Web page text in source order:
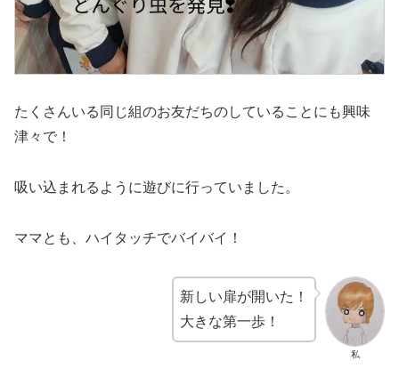
たくさんいる同じ組のお友だちのしていることにも興味
津々で！
吸い込まれるように遊びに行っていました。
ママとも、ハイタッチでバイバイ！
私
新しい扉が開いた！
大きな第一歩！